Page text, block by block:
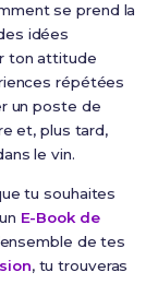
se prend la
idées
ton attitude
répétées
un poste de
et, plus tard,
le vin.
tu souhaites
E-Book de
de tes
, tu trouveras